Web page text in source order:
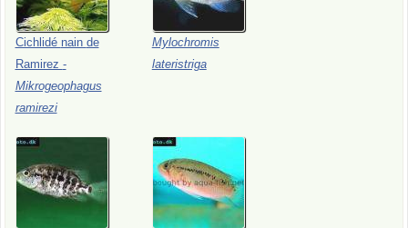
Cichlidé nain de
Ramirez -
Mikrogeophagus
ramirezi
Mylochromis
lateristriga